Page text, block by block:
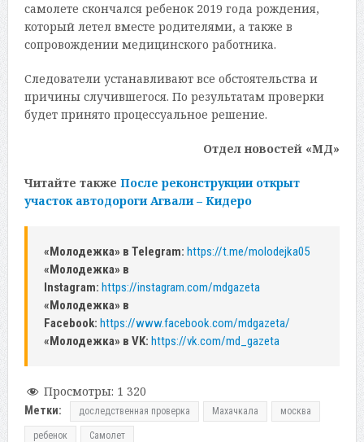
самолете скончался ребенок 2019 года рождения,
который летел вместе родителями, а также в
сопровождении медицинского работника.
Следователи устанавливают все обстоятельства и
причины случившегося. По результатам проверки
будет принято процессуальное решение.
Отдел новостей «МД»
Читайте также После реконструкции открыт
участок автодороги Агвали – Кидеро
«Молодежка» в Telegram: https://t.me/molodejka05
«Молодежка» в
Instagram: https://instagram.com/mdgazeta
«Молодежка» в
Facebook: https://www.facebook.com/mdgazeta/
«Молодежка» в VK: https://vk.com/md_gazeta
Просмотры: 1 320
Метки: доследственная проверка Махачкала москва
ребенок Самолет